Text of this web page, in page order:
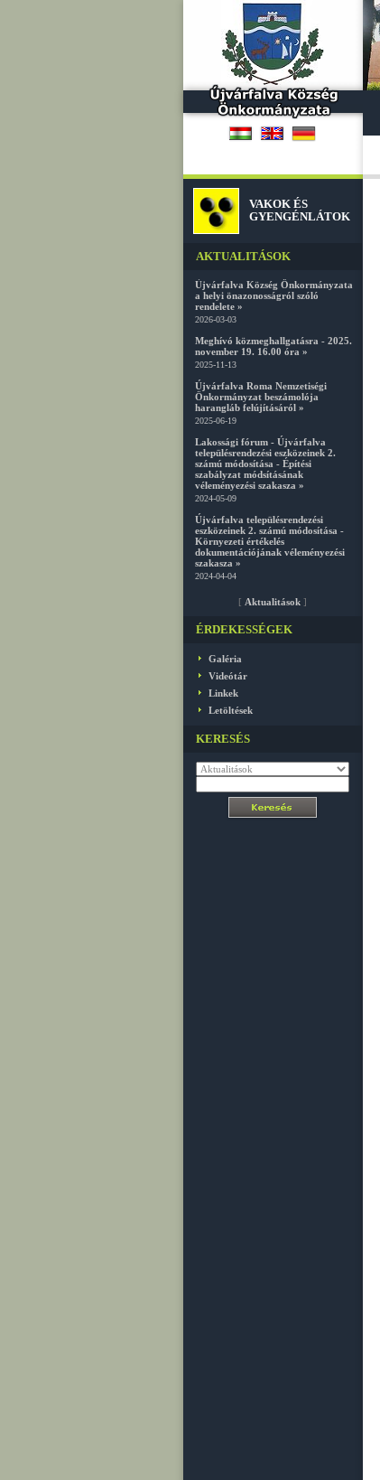
VAKOK ÉS
GYENGÉNLÁTOK
AKTUALITÁSOK
Újvárfalva Község Önkormányzata
a helyi önazonosságról szóló
rendelete »
2026-03-03
Meghívó közmeghallgatásra - 2025.
november 19. 16.00 óra »
2025-11-13
Újvárfalva Roma Nemzetiségi
Önkormányzat beszámolója
harangláb felújításáról »
2025-06-19
Lakossági fórum - Újvárfalva
településrendezési eszközeinek 2.
számú módosítása - Építési
szabályzat módsításának
véleményezési szakasza »
2024-05-09
Újvárfalva településrendezési
eszközeinek 2. számú módosítása -
Környezeti értékelés
dokumentációjának véleményezési
szakasza »
2024-04-04
[ Aktualitások ]
ÉRDEKESSÉGEK
Galéria
Videótár
Linkek
Letöltések
KERESÉS